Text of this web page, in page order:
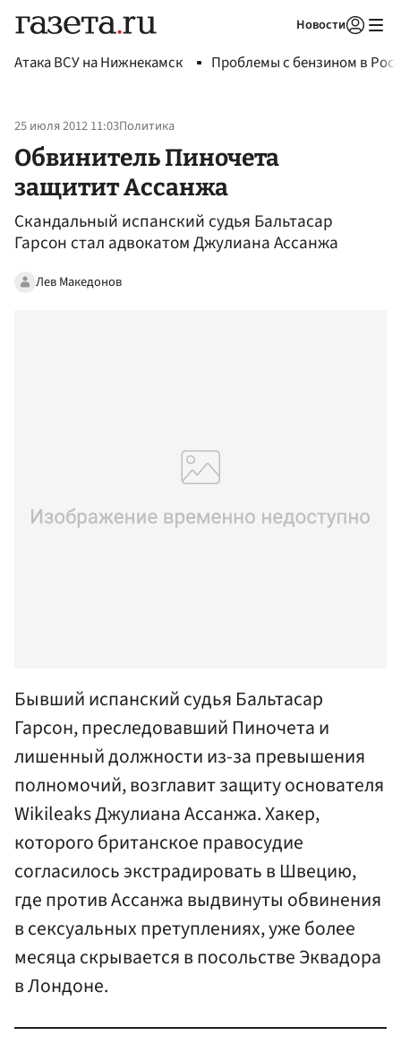
Новости
Атака ВСУ на Нижнекамск Проблемы с бензином в
25 июля 2012 11:03Политика
Обвинитель Пиночета
защитит Ассанжа
Скандальный испанский судья Бальтасар
Гарсон стал адвокатом Джулиана Ассанжа
Лев Македонов
Бывший испанский судья Бальтасар
Гарсон, преследовавший Пиночета и
лишенный должности из-за превышения
полномочий, возглавит защиту основателя
Wikileaks Джулиана Ассанжа. Хакер,
которого британское правосудие
согласилось экстрадировать в Швецию,
где против Ассанжа выдвинуты обвинения
в сексуальных претуплениях, уже более
месяца скрывается в посольстве Эквадора
в Лондоне.